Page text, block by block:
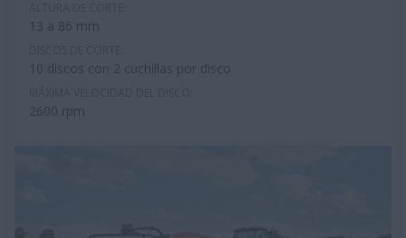
13 a 86 mm
10 discos con 2 cuchillas por disco
2600 rpm